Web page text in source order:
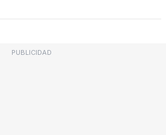
PUBLICIDAD